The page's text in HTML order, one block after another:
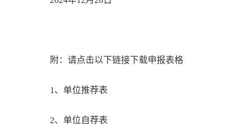
附：请点击以下链接下载申报表格
1、 单位推荐表
2、 单位自荐表